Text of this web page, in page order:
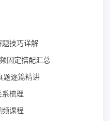
技巧详解
固定搭配汇总
逐篇精讲
梳理
课程